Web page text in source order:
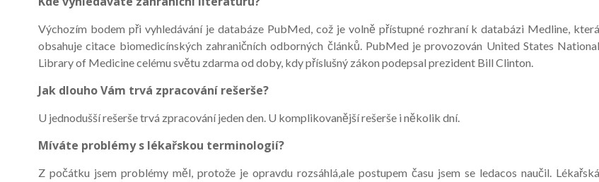
Výchozím bodem při vyhledávání je databáze PubMed, což je volně přístupné rozhraní k databázi Medline, která
obsahuje citace biomedicínských zahraničních odborných článků. PubMed je provozován United States National
Library of Medicine celému světu zdarma od doby, kdy příslušný zákon podepsal prezident Bill Clinton.
Jak dlouho Vám trvá zpracování rešerše?
U jednodušší rešerše trvá zpracování jeden den. U komplikovanější rešerše i několik dní.
Míváte problémy s lékařskou terminologií?
Z počátku jsem problémy měl, protože je opravdu rozsáhlá,ale postupem času jsem se ledacos naučil. Lékařská